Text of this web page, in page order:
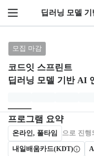
딥러닝 모델 기
모집 마감
코드잇 스프린트
딥러닝 모델 기반 AI
브랜드: 코드잇 스프
모집개요
프로그램 요약
캠프를 운영하거나 참여하
온라인, 풀타임 으로 진행
내일배움카드(KDT)